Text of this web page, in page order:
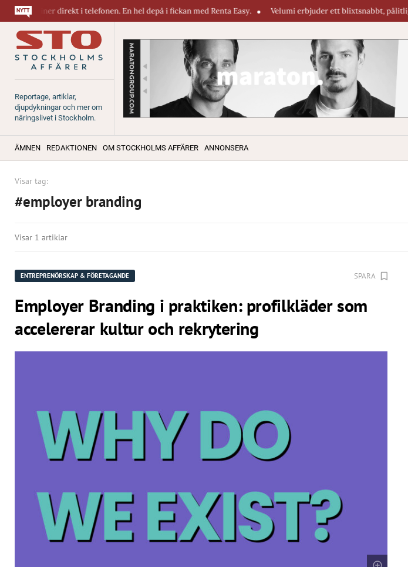
direkt i telefonen. En hel depå i fickan med Renta Easy. Velumi erbjuder ett blixtsnabbt, pålitligt &
Reportage, artiklar,
djupdykningar och mer om
näringslivet i Stockholm.
ÄMNEN REDAKTIONEN OM STOCKHOLMS AFFÄRER ANNONSERA
Visar tag:
#employer branding
Visar 1 artiklar
ENTREPRENÖRSKAP & FÖRETAGANDE SPARA
Employer Branding i praktiken: profilkläder som
accelererar kultur och rekrytering